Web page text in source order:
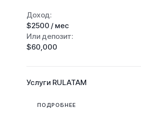
Доход:
$2500 / мес
Или депозит:
$60,000
Услуги RULATAM
ПОДРОБНЕЕ